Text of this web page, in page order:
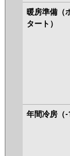
パナソニック
暖房準備（
タート）
年間冷房（-